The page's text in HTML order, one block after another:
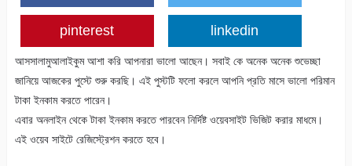
pinterest linkedin
আসসালামুআলাইকুম আশা করি আপনারা ভালো আছেন। সবাই কে অনেক অনেক শুভেচ্ছা
জানিয়ে আজকের পুস্টে শুরু করছি। এই পুস্টটি ফলো করলে আপনি প্রতি মাসে ভালো পরিমান
টাকা ইনকাম করতে পারেন।
এবার অনলাইন থেকে টাকা ইনকাম করতে পারবেন নির্দিষ্ট ওয়েবসাইট ভিজিট করার মাধমে।
এই ওয়েব সাইটে রেজিস্ট্রেশন করতে হবে।